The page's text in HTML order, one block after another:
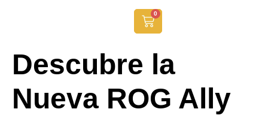
0
Descubre la
Nueva ROG Ally